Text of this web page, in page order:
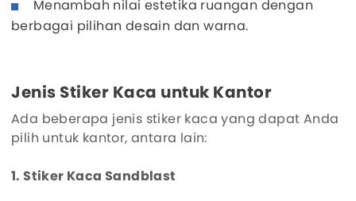
Menambah nilai estetika ruangan dengan
berbagai pilihan desain dan warna.
Jenis Stiker Kaca untuk Kantor
Ada beberapa jenis stiker kaca yang dapat Anda
pilih untuk kantor, antara lain:
1. Stiker Kaca Sandblast